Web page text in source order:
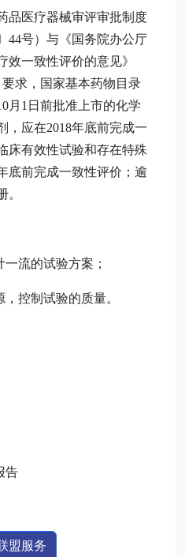
品医疗器械审评审批制度
44号）与《国务院办公厅
效一致性评价的意见》
要求，国家基本药物目录
月1日前批准上市的化学
，应在2018年底前完成一
床有效性试验和存在特殊
底前完成一致性评价；逾
。
流的试验方案；
控制试验的质量。
告
盟服务